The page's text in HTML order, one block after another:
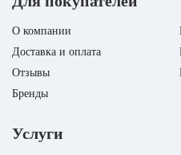
Уровень шума в/б, Дб
Бренд
О компании
Доставка и оплата
Отзывы
Бренды
Услуги